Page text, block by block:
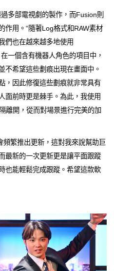
多部電視劇的製作，而Fusion則
作用。“隨著Log格式和RAW素材
們也在越來越多地使用
一個含有機器人角色的項目中，
不希望這些劃痕出現在畫面中。
，因此修復這些劃痕就非常具有
面前時更是棘手。為此，我使用
離開，從而對場景進行完美的加
頻繁推出更新，這對我來說幫助巨
最新的一次更新更是讓平面跟蹤
也能輕鬆完成跟蹤。希望這款軟